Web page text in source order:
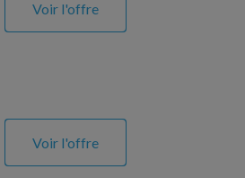
Voir l'offre
Voir l'offre